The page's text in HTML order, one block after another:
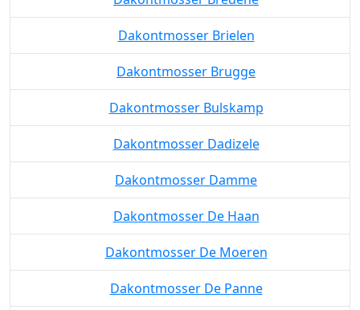
Dakontmosser Brielen
Dakontmosser Brugge
Dakontmosser Bulskamp
Dakontmosser Dadizele
Dakontmosser Damme
Dakontmosser De Haan
Dakontmosser De Moeren
Dakontmosser De Panne